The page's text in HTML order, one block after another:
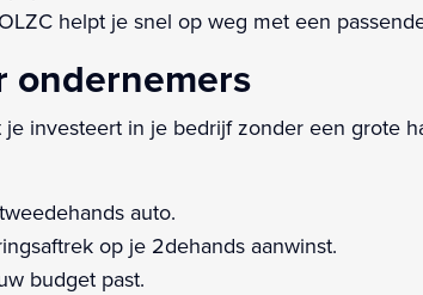
helpt je snel op weg met een
ondernemers
je investeert in je bedrijf zonder een grote
auto.
op je 2dehands aanwinst.
budget past.